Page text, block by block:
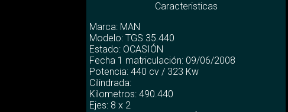
Caracteristicas
Marca: MAN
Modelo: TGS 35.440
Estado: OCASIÓN
Fecha 1 matriculación: 09/06/2008
Potencia: 440 cv / 323 Kw
Cilindrada:
Kilometros: 490.440
Ejes: 8 x 2